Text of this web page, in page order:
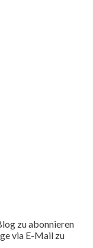
zu abonnieren
via E-Mail zu